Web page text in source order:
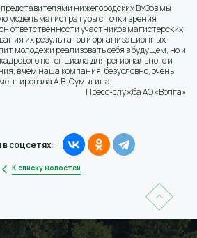
нижегородских ВУЗов мы
модель магистратуры с точки зрения
ответственности участников магистерских
их результатов и организационных
молодежи реализовать себя в будущем, но и
потенциала для регионального и
в чем наша компания, безусловно, очень
А.В. Сумыгина.
Пресс-служба АО «Волга»
К списку новостей
соцсетях: